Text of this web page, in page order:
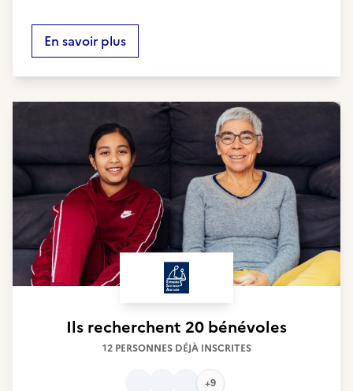
En savoir plus
Ils recherchent 20 bénévoles
12 PERSONNES DÉJÀ INSCRITES
+9